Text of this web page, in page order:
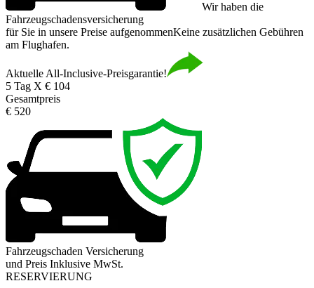
Wir haben die
Fahrzeugschadensversicherung
für Sie in unsere Preise aufgenommenKeine zusätzlichen Gebühren
am Flughafen.
Aktuelle All-Inclusive-Preisgarantie!
5 Tag X € 104
Gesamtpreis
€ 520
Fahrzeugschaden Versicherung
und Preis Inklusive MwSt.
RESERVIERUNG